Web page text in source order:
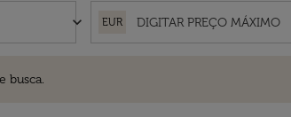
keyboard_arrow_down EUR
busca.